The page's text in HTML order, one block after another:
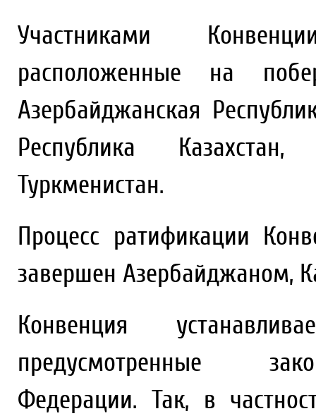
Участниками
расположенные на
Азербайджанская
Республика
Туркменистан.
Процесс ратификации
завершен Азербайджаном,
Конвенция
предусмотренные
Федерации. Так, в